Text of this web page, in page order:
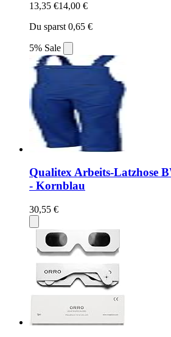
13,35 €14,00 €
Du sparst 0,65 €
5% Sale
Qualitex Arbeits-Latzhose
- Kornblau
30,55 €